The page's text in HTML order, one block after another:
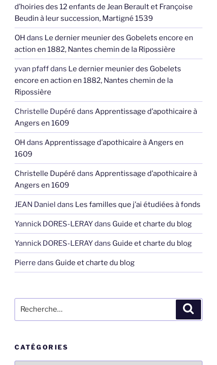
d’hoiries des 12 enfants de Jean Berault et Françoise
Beudin à leur succession, Martigné 1539
OH dans Le dernier meunier des Gobelets encore en
action en 1882, Nantes chemin de la Ripossière
yvan pfaffdans Le dernier meunier des Gobelets
encore en action en 1882, Nantes chemin de la
Ripossière
Christelle Dupéré dans Apprentissage d’apothicaire à
Angers en 1609
OH dans Apprentissage d’apothicaire à Angers en
1609
Christelle Dupéré dans Apprentissage d’apothicaire à
Angers en 1609
JEAN Daniel dans Les familles que j’ai étudiées à fonds
Yannick DORES-LERAYdans Guide et charte du blog
Yannick DORES-LERAYdans Guide et charte du blog
Pierre dans Guide et charte du blog
pour
CATÉGORIES